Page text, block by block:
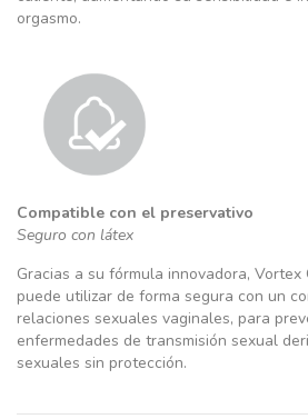
orgasmo.
Compatible con el preservativo
Seguro con látex
Gracias a su fórmula innovadora,
puede utilizar de forma segura con un
relaciones sexuales vaginales, para
enfermedades de transmisión sexual
sexuales sin protección.